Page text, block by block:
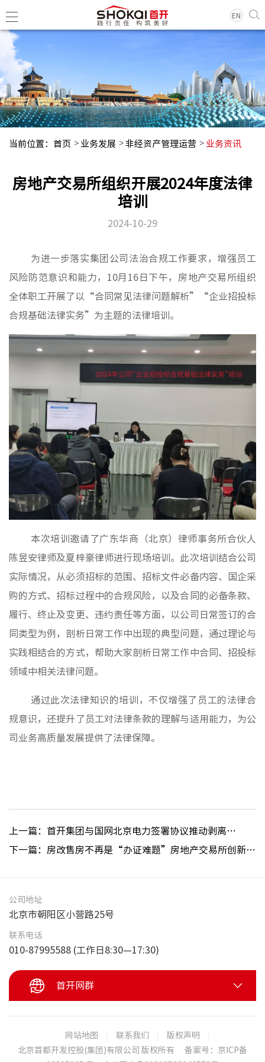
EN
集团简
领导团
历史沿
组织架
经典项
基层动
媒体聚
城市更
房地产
投资与
党建工
纪检监
群团工
核心理
品牌标
文化动
社会责
非经服
当前位置： 首页 业务发展 非经资产管理运营 业务资讯
房地产交易所组织开展2024年度法律
培训
2024-10-29
为进一步落实集团公司法治合规工作要求，增强员工
风险防范意识和能力， 10月16日下午，房地产交易所组织
全体职工开展了以“合同常见法律问题解析”“企业招投标
合规基础法律实务”为主题的法律培训。
本次培训邀请了广东华商（北京）律师事务所合伙人
陈昱安律师及夏梓豪律师进行现场培训。此次培训结合公司
实际情况，从必须招标的范围、招标文件必备内容、国企采
购的方式、招标过程中的合规风险，以及合同的必备条款、
履行、终止及变更、违约责任等方面，以公司日常签订的合
同类型为例，剖析日常工作中出现的典型问题，通过理论与
实践相结合的方式，帮助大家剖析日常工作中合同、招投标
领域中相关法律问题。
通过此次法律知识的培训，不仅增强了员工的法律合
规意识，还提升了员工对法律条款的理解与适用能力，为公
司业务高质量发展提供了法律保障。
上一篇：首开集团与国网北京电力签署协议推动剥离企业办社会职能落实落地
下一篇：房改售房不再是“办证难题”房地产交易所创新服务模式
公司地址
北京市朝阳区小营路25号
联系电话
010-87995588 (工作日8:30—17:30)
首开网群
网站地图 联系我们
版权声明
北京首都开发控股(集团)有限公司 版权所有
备案号：京ICP备